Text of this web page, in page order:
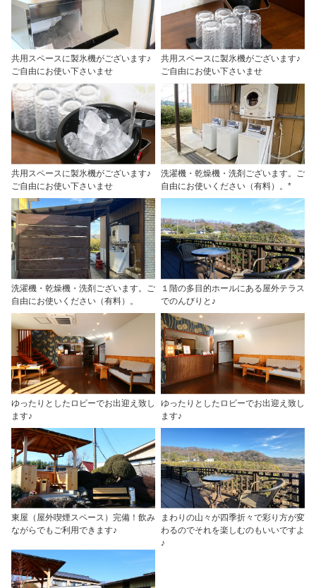
共用スペースに製氷機がございます♪
ご自由にお使い下さいませ
共用スペースに製氷機がございます♪
ご自由にお使い下さいませ
共用スペースに製氷機がございます♪
ご自由にお使い下さいませ
洗濯機・乾燥機・洗剤ございます。ご
自由にお使いください（有料）。*
洗濯機・乾燥機・洗剤ございます。ご
自由にお使いください（有料）。
１階の多目的ホールにある屋外テラス
でのんびりと♪
ゆったりとしたロビーでお出迎え致し
ます♪
ゆったりとしたロビーでお出迎え致し
ます♪
東屋（屋外喫煙スペース）完備！飲み
ながらでもご利用できます♪
まわりの山々が四季折々で彩り方が変
わるのでそれを楽しむのもいいですよ
♪